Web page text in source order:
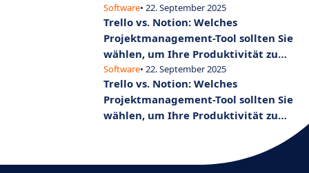
Software• 22. September 2025
Trello vs. Notion: Welches
Projektmanagement-Tool sollten Sie
wählen, um Ihre Produktivität zu
steigern?
Software• 22. September 2025
Trello vs. Notion: Welches
Projektmanagement-Tool sollten Sie
wählen, um Ihre Produktivität zu